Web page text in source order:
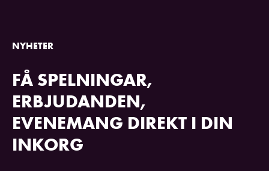
NYHETER
FÅ SPELNINGAR,
ERBJUDANDEN,
EVENEMANG DIREKT I DIN
INKORG